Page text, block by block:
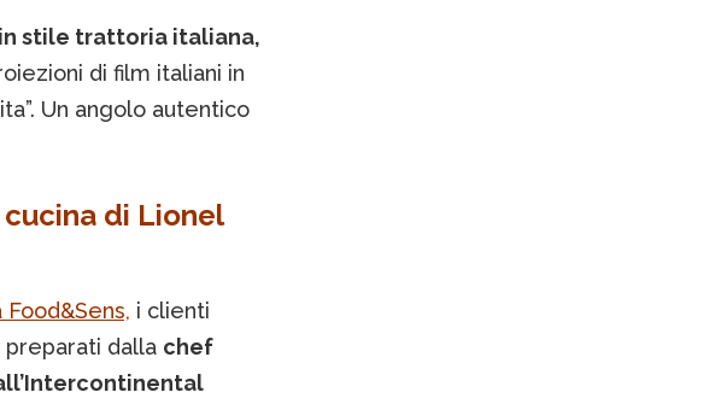
stile trattoria italiana,
di film italiani in
Un angolo autentico
di Lionel
i clienti
preparati dalla chef